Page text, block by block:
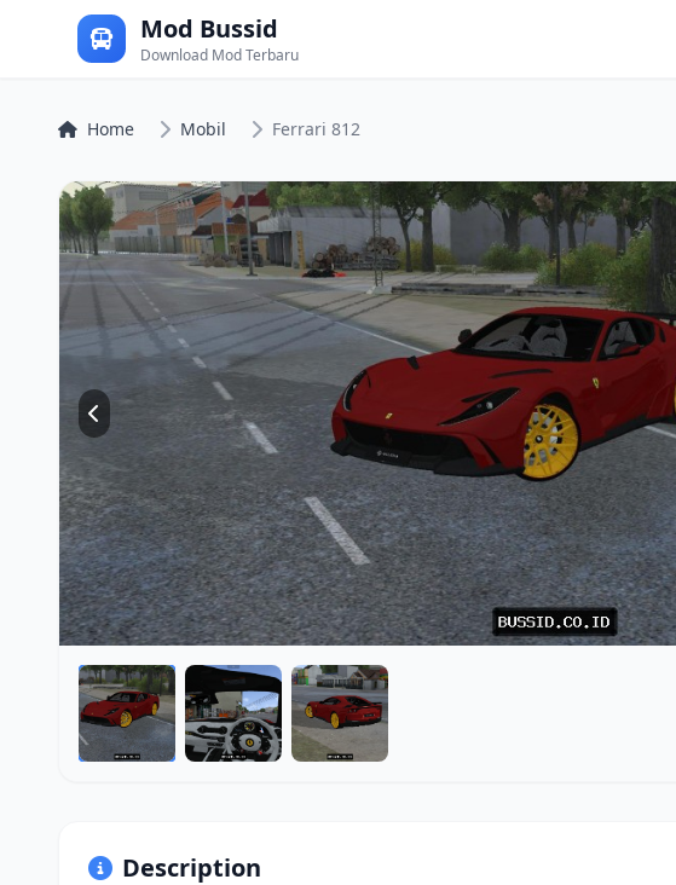
Mod Bussid
Download Mod Terbaru
Home Mobil Ferrari 812
Description